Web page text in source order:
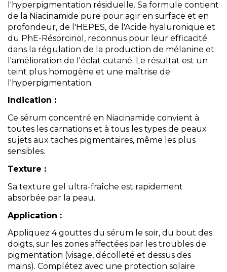
l'hyperpigmentation résiduelle. Sa formule contient
de la Niacinamide pure pour agir en surface et en
profondeur, de l'HEPES, de l'Acide hyaluronique et
du PhE-Résorcinol, reconnus pour leur efficacité
dans la régulation de la production de mélanine et
l'amélioration de l'éclat cutané. Le résultat est un
teint plus homogène et une maîtrise de
l'hyperpigmentation.
Indication :
Ce sérum concentré en Niacinamide convient à
toutes les carnations et à tous les types de peaux
sujets aux taches pigmentaires, même les plus
sensibles.
Texture :
Sa texture gel ultra-fraîche est rapidement
absorbée par la peau.
Application :
Appliquez 4 gouttes du sérum le soir, du bout des
doigts, sur les zones affectées par les troubles de
pigmentation (visage, décolleté et dessus des
mains). Complétez avec une protection solaire